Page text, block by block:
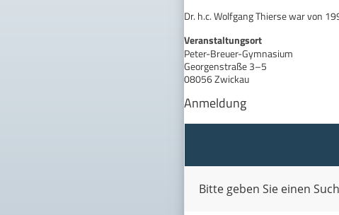
Dr. h.c. Wolfgang Thierse war von
Veranstaltungsort
Peter-Breuer-Gymnasium
Georgenstraße 3–5
08056 Zwickau
Anmeldung